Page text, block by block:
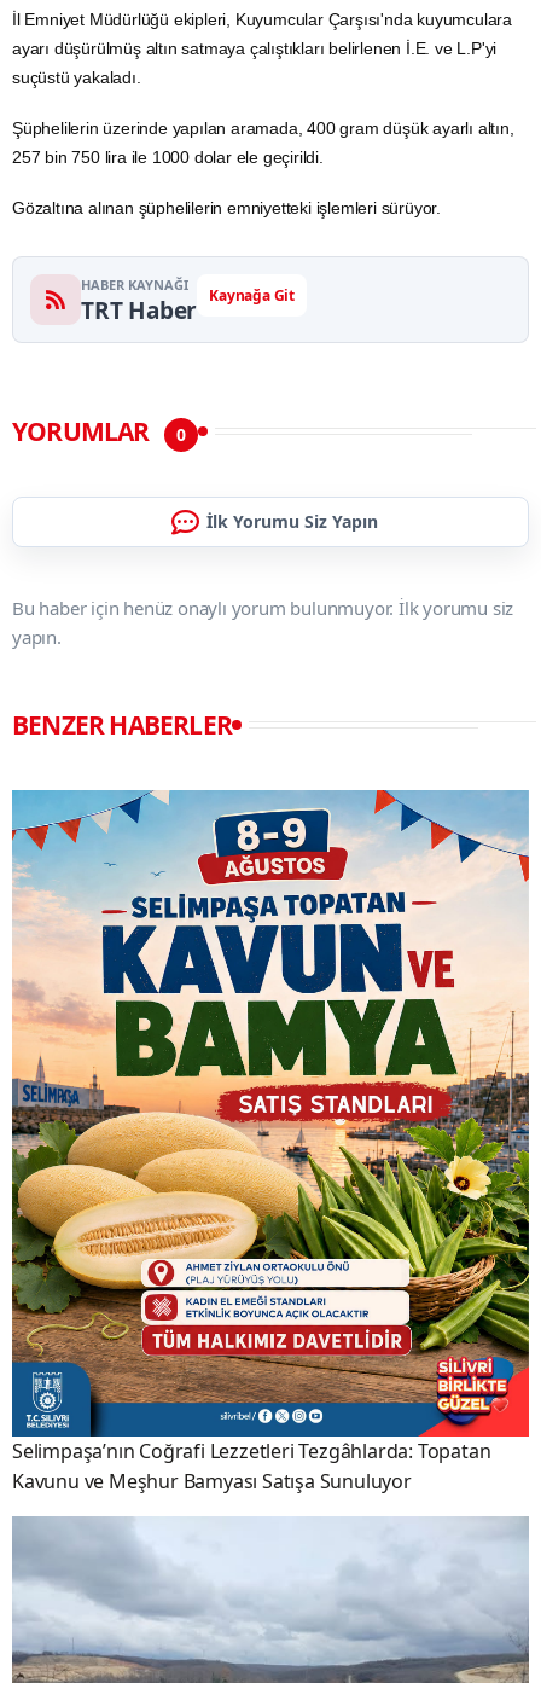
İl Emniyet Müdürlüğü ekipleri, Kuyumcular Çarşısı'nda kuyumculara
ayarı düşürülmüş altın satmaya çalıştıkları belirlenen İ.E. ve L.P'yi
suçüstü yakaladı.
Şüphelilerin üzerinde yapılan aramada, 400 gram düşük ayarlı altın,
257 bin 750 lira ile 1000 dolarele geçirildi.
Gözaltına alınan şüphelilerin emniyetteki işlemleri sürüyor.
HABER KAYNAĞI
TRT Haber Kaynağa Git
YORUMLAR 0
İlk Yorumu Siz Yapın
Bu haber için henüz onaylı yorum bulunmuyor. İlk yorumu siz
yapın.
BENZER HABERLER
Selimpaşa’nın Coğrafi Lezzetleri Tezgâhlarda: Topatan
Kavunu ve Meşhur Bamyası Satışa Sunuluyor